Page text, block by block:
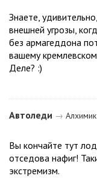
Знаете,
внешней угрозы,
без армагеддона
вашему
Деле? :)
Автоледи → Алхимик
Вы кончайте тут
отседова нафиг!
экстремизм.